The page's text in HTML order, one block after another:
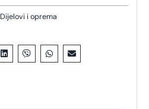
Dijelovi i oprema